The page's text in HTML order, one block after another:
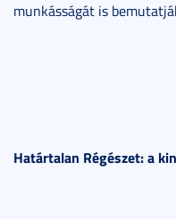
munkásságát is
Határtalan Régészet: a